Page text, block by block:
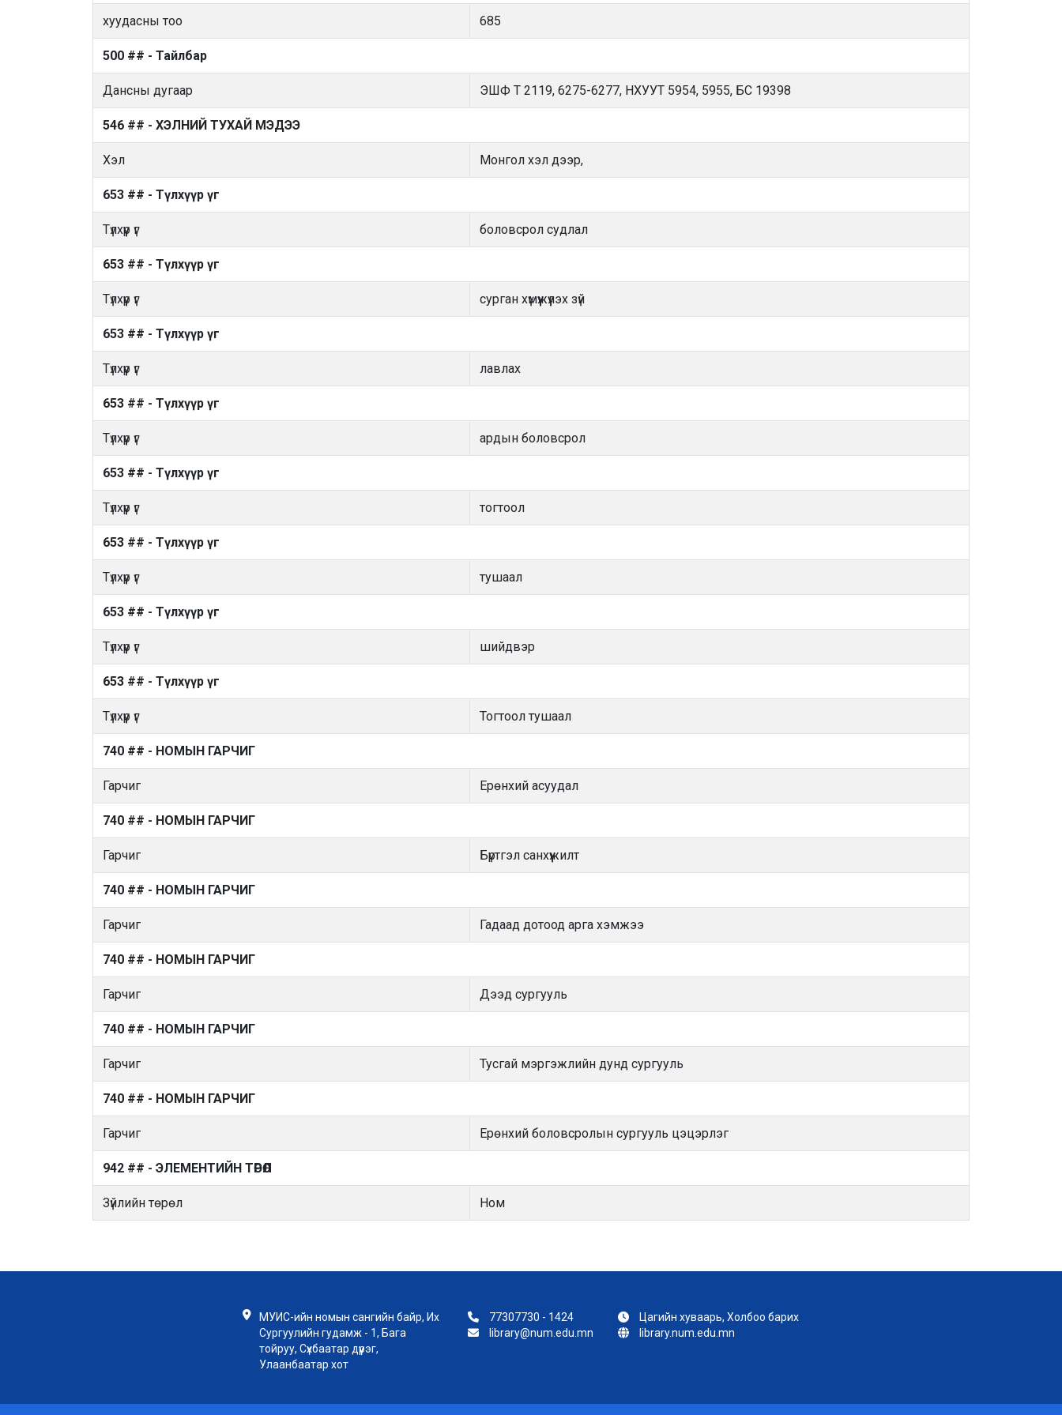
хуудасны тоо 685
500 ## - Тайлбар
Дансны дугаар ЭШФ Т 2119, 6275-6277, НХУУТ 5954, 5955, БС 19398
546 ## - ХЭЛНИЙ ТУХАЙ МЭДЭЭ
Хэл Монгол хэл дээр,
653 ## - Түлхүүр үг
Түлхүүр үг боловсрол судлал
653 ## - Түлхүүр үг
Түлхүүр үг сурган хүмүүжүүлэх зүй
653 ## - Түлхүүр үг
Түлхүүр үг лавлах
653 ## - Түлхүүр үг
Түлхүүр үг ардын боловсрол
653 ## - Түлхүүр үг
Түлхүүр үг тогтоол
653 ## - Түлхүүр үг
Түлхүүр үг тушаал
653 ## - Түлхүүр үг
Түлхүүр үг шийдвэр
653 ## - Түлхүүр үг
Түлхүүр үг Тогтоол тушаал
740 ## - НОМЫН ГАРЧИГ
Гарчиг Ерөнхий асуудал
740 ## - НОМЫН ГАРЧИГ
Гарчиг Бүртгэл санхүүжилт
740 ## - НОМЫН ГАРЧИГ
Гарчиг Гадаад дотоод арга хэмжээ
740 ## - НОМЫН ГАРЧИГ
Гарчиг Дээд сургууль
740 ## - НОМЫН ГАРЧИГ
Гарчиг Тусгай мэргэжлийн дунд сургууль
740 ## - НОМЫН ГАРЧИГ
Гарчиг Ерөнхий боловсролын сургууль цэцэрлэг
942 ## - ЭЛЕМЕНТИЙН ТӨРӨЛ
Зүйлийн төрөл Ном
МУИС-ийн номын сангийн байр, Их
Сургуулийн гудамж - 1, Бага
тойруу, Сүхбаатар дүүрэг,
Улаанбаатар хот
77307730 - 1424
library@num.edu.mn
Цагийн хуваарь, Холбоо барих
library.num.edu.mn